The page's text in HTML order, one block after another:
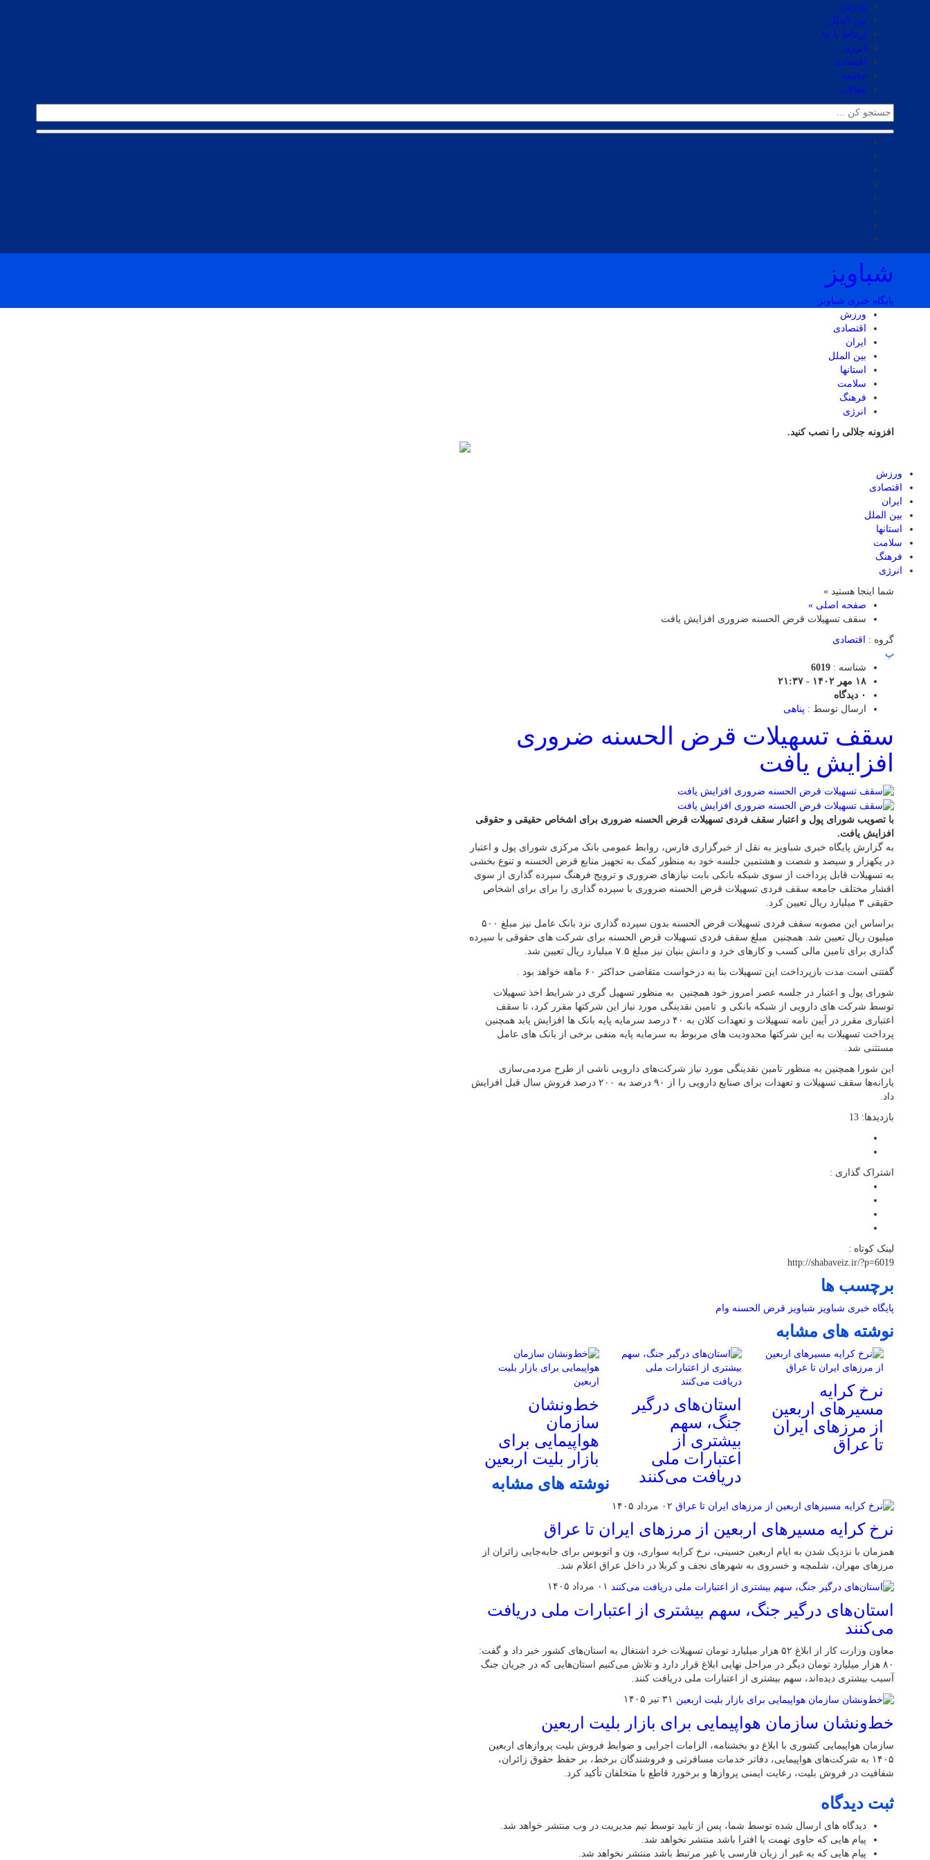
ورزش
بین الملل
ارتباط با ما
انرژی
اقتصادی
جامعه
مقالات
شباویز
پایگاه خبری شباویز
ورزش
اقتصادی
ایران
بین الملل
استانها
سلامت
فرهنگ
انرژی
افزونه جلالی را نصب کنید.
ورزش
اقتصادی
ایران
بین الملل
استانها
سلامت
فرهنگ
انرژی
شما اینجا هستید »
صفحه اصلی »
سقف تسهیلات قرض الحسنه ضروری افزایش یافت
گروه :
اقتصادی
پ
شناسه : 6019
۱۸ مهر ۱۴۰۲ - ۲۱:۳۷
۰ دیدگاه
ارسال توسط : پناهی
سقف تسهیلات قرض الحسنه ضروری
افزایش یافت
با تصویب شورای پول و اعتبار سقف فردی تسهیلات قرض الحسنه ضروری برای اشخاص حقیقی و حقوقی
افزایش یافت.
به گزارش پایگاه خبری شباویز به نقل از خبرگزاری فارس، روابط عمومی بانک مرکزی شورای پول و اعتبار
در یکهزار و سیصد و شصت و هشتمین جلسه خود به منظور کمک به تجهیز منابع قرض الحسنه و تنوع بخشی
به تسهیلات قابل پرداخت از سوی شبکه بانکی بابت نیازهای ضروری و ترویج فرهنگ سپرده گذاری از سوی
اقشار مختلف جامعه سقف فردی تسهیلات قرض الحسنه ضروری با سپرده گذاری را برای برای اشخاص
حقیقی ۳ میلیارد ریال تعیین کرد.
براساس این مصوبه سقف فردی تسهیلات قرض الحسنه بدون سپرده گذاری نزد بانک عامل نیز مبلغ ۵۰۰
میلیون ریال تعیین شد. همچنین مبلغ سقف فردی تسهیلات قرض الحسنه برای شرکت های حقوقی با سپرده
گذاری برای تامین مالی کسب و کارهای خرد و دانش بنیان نیز مبلغ ۷.۵ میلیارد ریال تعیین شد.
گفتنی است مدت بازپرداخت این تسهیلات بنا به درخواست متقاضی حداکثر ۶۰ ماهه خواهد بود .
شورای پول و اعتبار در جلسه عصر امروز خود همچنین به منظور تسهیل گری در شرایط اخذ تسهیلات
توسط شرکت های دارویی از شبکه بانکی و تامین نقدینگی مورد نیاز این شرکتها مقرر کرد، تا سقف
اعتباری مقرر در آیین نامه تسهیلات و تعهدات کلان به ۴۰ درصد سرمایه پایه بانک ها افزایش یابد همچنین
پرداخت تسهیلات به این شرکتها محدودیت های مربوط به سرمایه پایه منفی برخی از بانک های عامل
مستثنی شد.
این شورا همچنین به منظور تامین نقدینگی مورد نیاز شرکت‌های دارویی ناشی از طرح مردمی‌سازی
یارانه‌ها سقف تسهیلات و تعهدات برای صنایع دارویی را از ۹۰ درصد به ۲۰۰ درصد فروش سال قبل افزایش
داد.
بازدیدها: 13
اشتراک گذاری :
لینک کوتاه :
http://shabaveiz.ir/?p=6019
برچسب ها
پایگاه خبری شباویز شباویز قرض الحسنه وام
نوشته های مشابه
نرخ کرایه
مسیرهای اربعین
از مرزهای ایران
تا عراق
استان‌های درگیر
جنگ، سهم
بیشتری از
اعتبارات ملی
دریافت می‌کنند
خط‌ونشان
سازمان
هواپیمایی برای
بازار بلیت اربعین
نوشته های مشابه
۰۲ مرداد ۱۴۰۵
نرخ کرایه مسیرهای اربعین از مرزهای ایران تا عراق
همزمان با نزدیک شدن به ایام اربعین حسینی، نرخ کرایه سواری، ون و اتوبوس برای جابه‌جایی زائران از
مرزهای مهران، شلمچه و خسروی به شهرهای نجف و کربلا در داخل عراق اعلام شد.
۰۱ مرداد ۱۴۰۵
استان‌های درگیر جنگ، سهم بیشتری از اعتبارات ملی دریافت
می‌کنند
معاون وزارت کار از ابلاغ ۵۲ هزار میلیارد تومان تسهیلات خرد اشتغال به استان‌های کشور خبر داد و گفت:
۸۰ هزار میلیارد تومان دیگر در مراحل نهایی ابلاغ قرار دارد و تلاش می‌کنیم استان‌هایی که در جریان جنگ
آسیب بیشتری دیده‌اند، سهم بیشتری از اعتبارات ملی دریافت کنند.
۳۱ تیر ۱۴۰۵
خط‌ونشان سازمان هواپیمایی برای بازار بلیت اربعین
سازمان هواپیمایی کشوری با ابلاغ دو بخشنامه، الزامات اجرایی و ضوابط فروش بلیت پروازهای اربعین
۱۴۰۵ به شرکت‌های هواپیمایی، دفاتر خدمات مسافرتی و فروشندگان برخط، بر حفظ حقوق زائران،
شفافیت در فروش بلیت، رعایت ایمنی پروازها و برخورد قاطع با متخلفان تأکید کرد.
ثبت دیدگاه
دیدگاه های ارسال شده توسط شما، پس از تایید توسط تیم مدیریت در وب منتشر خواهد شد.
پیام هایی که حاوی تهمت یا افترا باشد منتشر نخواهد شد.
پیام هایی که به غیر از زبان فارسی یا غیر مرتبط باشد منتشر نخواهد شد.